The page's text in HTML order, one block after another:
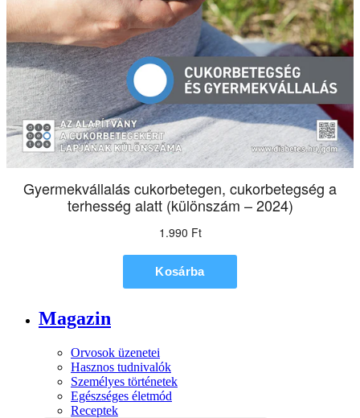
Magazin
Orvosok üzenetei
Hasznos tudnivalók
Személyes történetek
Egészséges életmód
Receptek